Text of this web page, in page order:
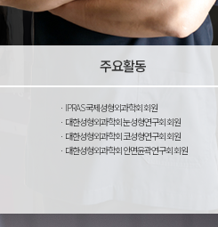
주요활동
IPRAS 국제성형외과학회 회원
대한성형외과학회 눈성형연구회 회원
대한성형외과학회 코성형연구회 회원
대한성형외과학회 안면윤곽연구회 회원